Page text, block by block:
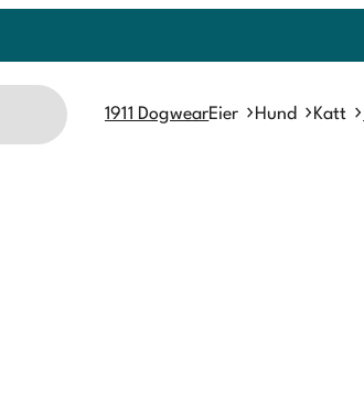
1911 DogwearEier Hund Katt